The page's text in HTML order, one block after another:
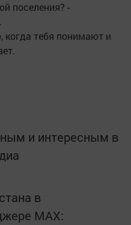
поселения? -
тебя понимают и
и интересным в
в
MАХ: